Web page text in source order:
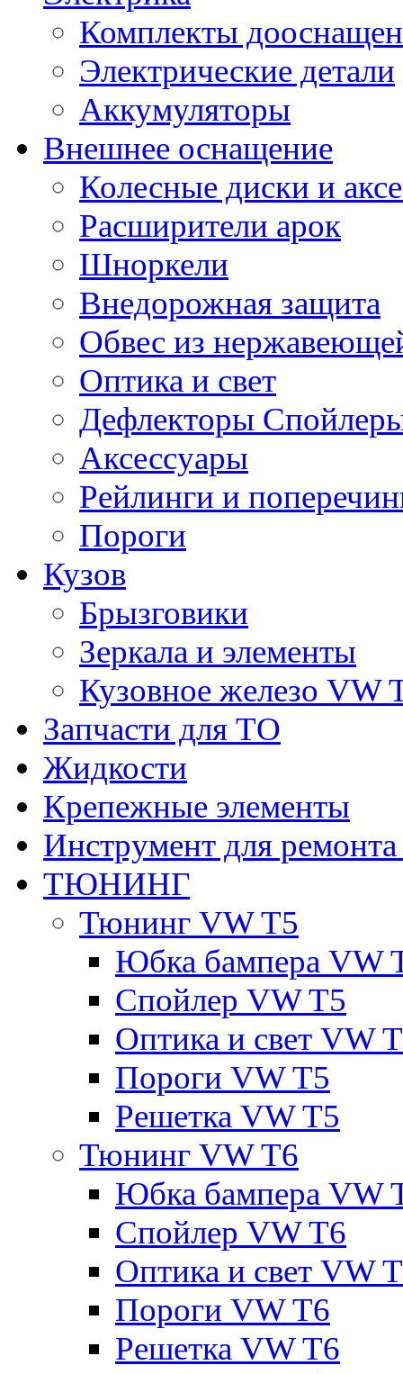
Комплекты
Электрические детали
Аккумуляторы
Внешнее оснащение
Колесные диски и
Расширители арок
Шноркели
Внедорожная защита
Обвес из
Оптика и свет
Дефлекторы
Аксессуары
Рейлинги и
Пороги
Кузов
Брызговики
Зеркала и элементы
Кузовное железо VW
Запчасти для ТО
Жидкости
Крепежные элементы
Инструмент для
ТЮНИНГ
Тюнинг VW T5
Юбка бампера VW
Спойлер VW T5
Оптика и свет VW
Пороги VW T5
Решетка VW T5
Тюнинг VW T6
Юбка бампера VW
Спойлер VW T6
Оптика и свет VW
Пороги VW T6
Решетка VW T6